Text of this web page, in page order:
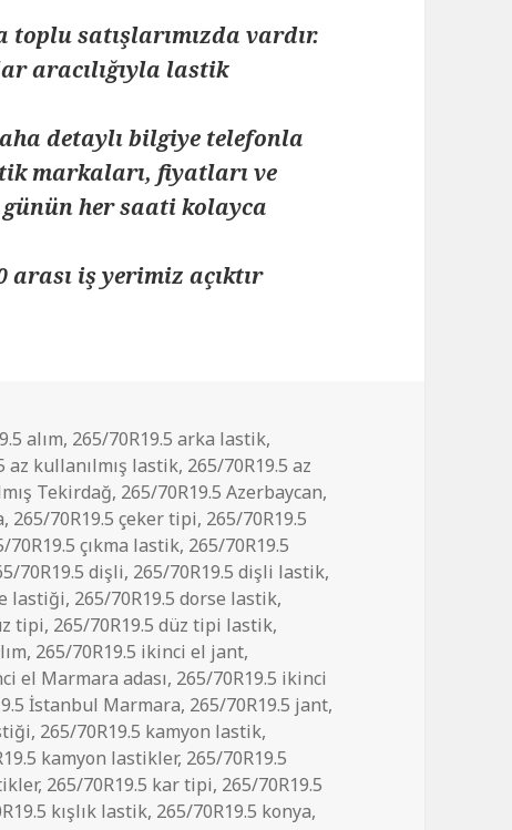
toplu satışlarımızda vardır.
aracılığıyla lastik
detaylı bilgiye telefonla
markaları, fiyatları ve
her saati kolayca
arası iş yerimiz açıktır
alım, 265/70R19.5 arka lastik,
az kullanılmış lastik, 265/70R19.5 az
Tekirdağ, 265/70R19.5 Azerbaycan,
, 265/70R19.5 çeker tipi, 265/70R19.5
70R19.5 çıkma lastik, 265/70R19.5
70R19.5 dişli, 265/70R19.5 dişli lastik,
lastiği, 265/70R19.5 dorse lastik,
tipi, 265/70R19.5 düz tipi lastik,
, 265/70R19.5 ikinci el jant,
el Marmara adası, 265/70R19.5 ikinci
İstanbul Marmara, 265/70R19.5 jant,
, 265/70R19.5 kamyon lastik,
kamyon lastikler, 265/70R19.5
, 265/70R19.5 kar tipi, 265/70R19.5
kışlık lastik, 265/70R19.5 konya,